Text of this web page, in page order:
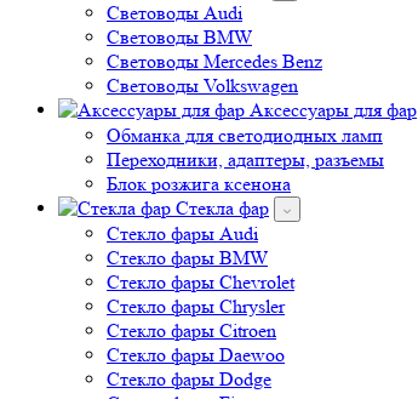
Cветоводы Audi
Cветоводы BMW
Световоды Mercedes Benz
Cветоводы Volkswagen
Аксессуары для фар
Обманка для светодиодных ламп
Переходники, адаптеры, разъемы
Блок розжига ксенона
Стекла фар
Стекло фары Audi
Стекло фары BMW
Стекло фары Chevrolet
Стекло фары Chrysler
Стекло фары Citroen
Стекло фары Daewoo
Стекло фары Dodge